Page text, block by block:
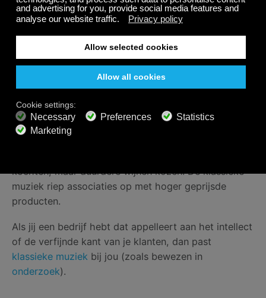
jaren 90 hebben onderzoekers van de Texas Tech
University een
praktijkproefgedaan waarbij ze
hoopten meer te weten te komen over de kracht van
achtergrondmuziek.
Ze vergeleken klassieke muziek met top-veertig in
zeggenschap heeft over hoeveel we uitgeven.
Klanten die naar klassieke muziek luisteren, geven
kochten, maar duurdere wijnen kozen. De klassieke
muziek riep associaties op met hoger geprijsde
producten.
Als jij een bedrijf hebt dat appelleert aan het intellect
of de verfijnde kant van je klanten, dan past
klassieke muziek bij jou (zoals bewezen in
onderzoek).